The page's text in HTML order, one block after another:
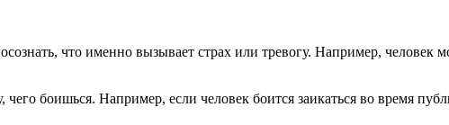
что именно вызывает страх или тревогу. Например, человек
боишься. Например, если человек боится заикаться во время